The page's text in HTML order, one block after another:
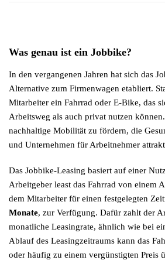
Was genau ist ein Jobbike?
In den vergangenen Jahren hat sich das
Alternative zum Firmenwagen etabliert.
Mitarbeiter ein Fahrrad oder E-Bike, das
Arbeitsweg als auch privat nutzen
nachhaltige Mobilität zu fördern, die
und Unternehmen für Arbeitnehmer
Das Jobbike-Leasing basiert auf einer
Arbeitgeber least das Fahrrad von einem
dem Mitarbeiter für einen festgelegten
Monate, zur Verfügung. Dafür zahlt der
monatliche Leasingrate, ähnlich wie bei
Ablauf des Leasingzeitraums kann das
oder häufig zu einem vergünstigten Preis